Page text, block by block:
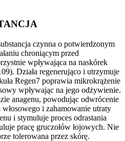
czynna o potwierdzonym
chroniącym przed
wpływająca na naskórek
Działa regenerująco i utrzymuje
Regen7 poprawia mikrokrążenie
wpływając na jego odżywienie.
anagenu, powodując odwrócenie
i zahamowanie utraty
i stymuluje proces odrastania
pracę gruczołów łojowych. Nie
tolerowana przez skórę.